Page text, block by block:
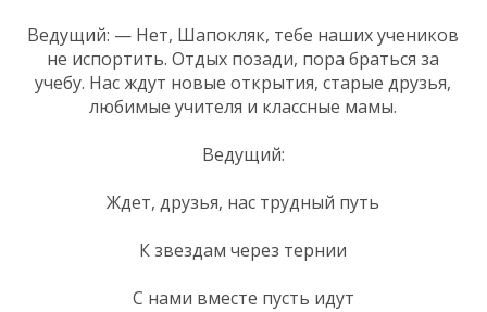
Ведущий: — Нет, Шапокляк, тебе наших учеников
не испортить. Отдых позади, пора браться за
учебу. Нас ждут новые открытия, старые друзья,
любимые учителя и классные мамы.
Ведущий:
Ждет, друзья, нас трудный путь
К звездам через тернии
С нами вместе пусть идут